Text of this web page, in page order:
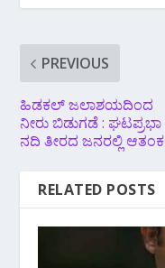
PREVIOUS
ಹಿಡಕಲ್ ಜಲಾಶಯದಿಂದ
ನೀರು ಬಿಡುಗಡೆ : ಘಟಪ್ರಭಾ
ನದಿ ತೀರದ ಜನರಲ್ಲಿ ಆತಂಕ
RELATED POSTS